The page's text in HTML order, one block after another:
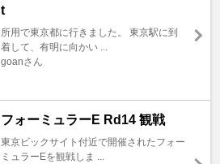
t
所用で東京都に行きました。 東京駅に到
着して、有明に向かい ...
goanさん
フォーミュラーE Rd14 観戦
東京ビックサイト付近で開催されたフォー
ミュラーEを観戦しま ...